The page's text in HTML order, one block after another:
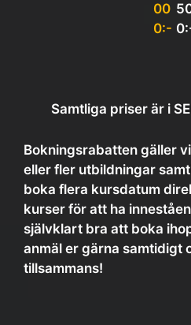
00
0:-
Samtliga priser är i
Bokningsrabatten gäller
eller fler utbildningar
boka flera kursdatum
kurser för att ha
självklart bra att boka
anmäl er gärna samtidigt
tillsammans!